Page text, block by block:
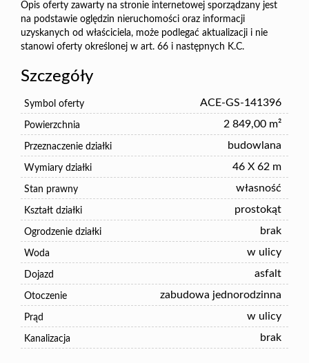
Opis oferty zawarty na stronie internetowej sporządzany jest
na podstawie oględzin nieruchomości oraz informacji
uzyskanych od właściciela, może podlegać aktualizacji i nie
stanowi oferty określonej w art. 66 i następnych K.C.
Szczegóły
Symbol oferty ACE-GS-141396
Powierzchnia 2 849,00 m²
Przeznaczenie działki budowlana
Wymiary działki 46 X 62 m
Stan prawny własność
Kształt działki prostokąt
Ogrodzenie działki brak
Woda w ulicy
Dojazd asfalt
Otoczenie zabudowa jednorodzinna
Prąd w ulicy
Kanalizacja brak